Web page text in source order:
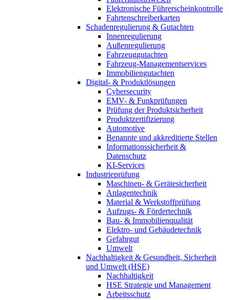
Elektronische Führerscheinkontrolle
Fahrtenschreiberkarten
Schadenregulierung & Gutachten
Innenregulierung
Außenregulierung
Fahrzeuggutachten
Fahrzeug-Managementservices
Immobiliengutachten
Digital- & Produktlösungen
Cybersecurity
EMV- & Funkprüfungen
Prüfung der Produktsicherheit
Produktzertifizierung
Automotive
Benannte und akkreditierte Stellen
Informationssicherheit &
Datenschutz
KI-Services
Industrieprüfung
Maschinen- & Gerätesicherheit
Anlagentechnik
Material & Werkstoffprüfung
Aufzugs- & Fördertechnik
Bau- & Immobilienqualität
Elektro- und Gebäudetechnik
Gefahrgut
Umwelt
Nachhaltigkeit & Gesundheit, Sicherheit
und Umwelt (HSE)
Nachhaltigkeit
HSE Strategie und Management
Arbeitsschutz